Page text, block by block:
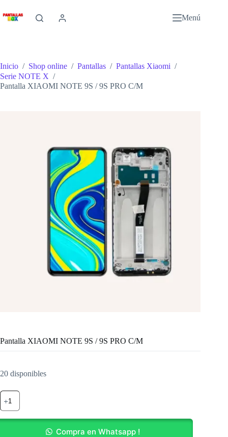
al
contenido
Menú
Inicio / Shop online / Pantallas / Pantallas Xiaomi /
Serie NOTE X /
Pantalla XIAOMI NOTE 9S / 9S PRO C/M
Pantalla XIAOMI NOTE 9S / 9S PRO C/M
20 disponibles
Pantalla
XIAOMI
NOTE
9S
Compra en Whatsapp !